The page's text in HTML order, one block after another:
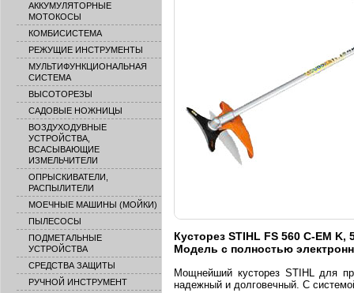
АККУМУЛЯТОРНЫЕ
МОТОКОСЫ
КОМБИСИСТЕМА
РЕЖУЩИЕ ИНСТРУМЕНТЫ
МУЛЬТИФУНКЦИОНАЛЬНАЯ
СИСТЕМА
ВЫСОТОРЕЗЫ
САДОВЫЕ НОЖНИЦЫ
ВОЗДУХОДУВНЫЕ
УСТРОЙСТВА,
ВСАСЫВАЮЩИЕ
ИЗМЕЛЬЧИТЕЛИ
ОПРЫСКИВАТЕЛИ,
РАСПЫЛИТЕЛИ
МОЕЧНЫЕ МАШИНЫ (МОЙКИ)
ПЫЛЕСОСЫ
ПОДМЕТАЛЬНЫЕ
УСТРОЙСТВА
СРЕДСТВА ЗАЩИТЫ
РУЧНОЙ ИНСТРУМЕНТ
Кусторез STIHL FS 560 C-EM
Модель с полностью
Мощнейший кусторез STIHL для
надежный и долговечный. С